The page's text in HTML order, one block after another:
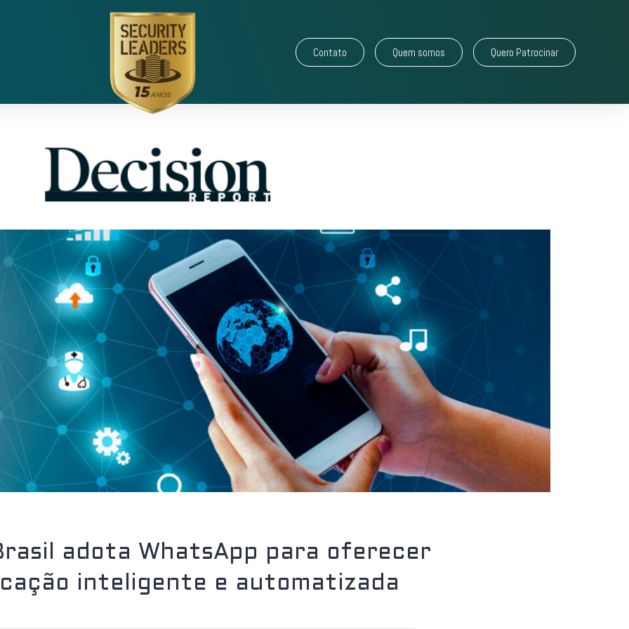
Contato Quem somos Quero Patrocinar
adota WhatsApp para oferecer
inteligente e automatizada